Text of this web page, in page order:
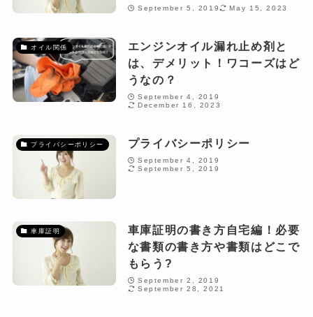
September 5, 2019 May 15, 2023
オイル関係
エンジンオイル漏れ止め剤と
は、デメリット！ワコーズはど
うなの？
September 4, 2019
December 16, 2023
プライバシーポリシー プライバシーポリシー
September 4, 2019
September 5, 2019
車庫証明
車庫証明の書き方自宅編！必要
な書類の書き方や書類はどこで
もらう?
September 2, 2019
September 28, 2021